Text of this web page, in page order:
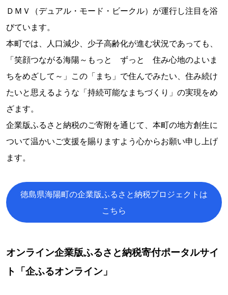
ＤＭＶ（デュアル・モード・ビークル）が運行し注目を浴
びています。
本町では、人口減少、少子高齢化が進む状況であっても、
「笑顔つながる海陽～もっと ずっと 住み心地のよいま
ちをめざして～」この「まち」で住んでみたい、住み続け
たいと思えるような「持続可能なまちづくり」の実現をめ
ざます。
企業版ふるさと納税のご寄附を通じて、本町の地方創生に
ついて温かいご支援を賜りますよう心からお願い申し上げ
ます。
徳島県海陽町の企業版ふるさと納税プロジェクトは
こちら
オンライン企業版ふるさと納税寄付ポータルサイ
ト「企ふるオンライン」